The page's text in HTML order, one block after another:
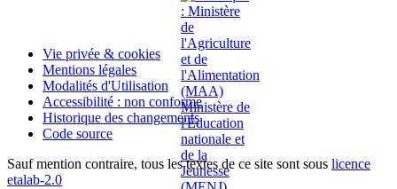
Vie privée & cookies
Mentions légales
Modalités d'Utilisation
Accessibilité : non conforme
Historique des changements
Code source
Sauf mention contraire, tous les textes de ce site sont sous licence
etalab-2.0